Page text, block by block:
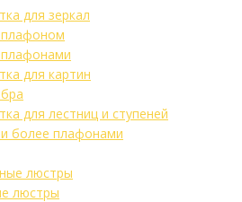
для зеркал
плафоном
для картин
для лестниц и ступеней
более плафонами
люстры
люстры